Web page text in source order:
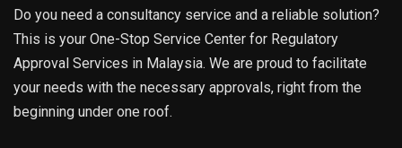
Do you need a consultancy service and a reliable solution?
This is your One-Stop Service Center for Regulatory
Approval Services in Malaysia. We are proud to facilitate
your needs with the necessary approvals, right from the
beginning under one roof.